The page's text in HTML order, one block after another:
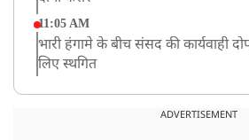
11:05 AM
भारी हंगामे के बीच संसद की कार्यवाही
लिए स्थगित
झारखंड: JPSC परीक्षा धांधली मामले में
ADVERTISEMENT